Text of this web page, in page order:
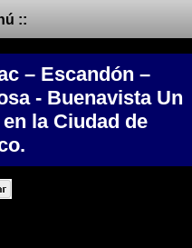
::
– Escandón –
- Buenavista Un
la Ciudad de